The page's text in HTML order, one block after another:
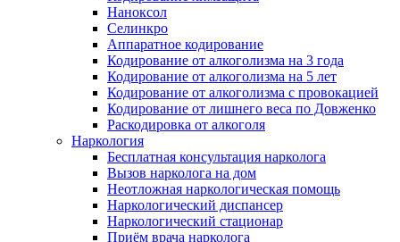
Наноксол
Селинкро
Аппаратное кодирование
Кодирование от алкоголизма на 3 года
Кодирование от алкоголизма на 5 лет
Кодирование от алкоголизма с провокацией
Кодирование от лишнего веса по Довженко
Раскодировка от алкоголя
Наркология
Бесплатная консультация нарколога
Вызов нарколога на дом
Неотложная наркологическая помощь
Наркологический диспансер
Наркологический стационар
Приём врача нарколога